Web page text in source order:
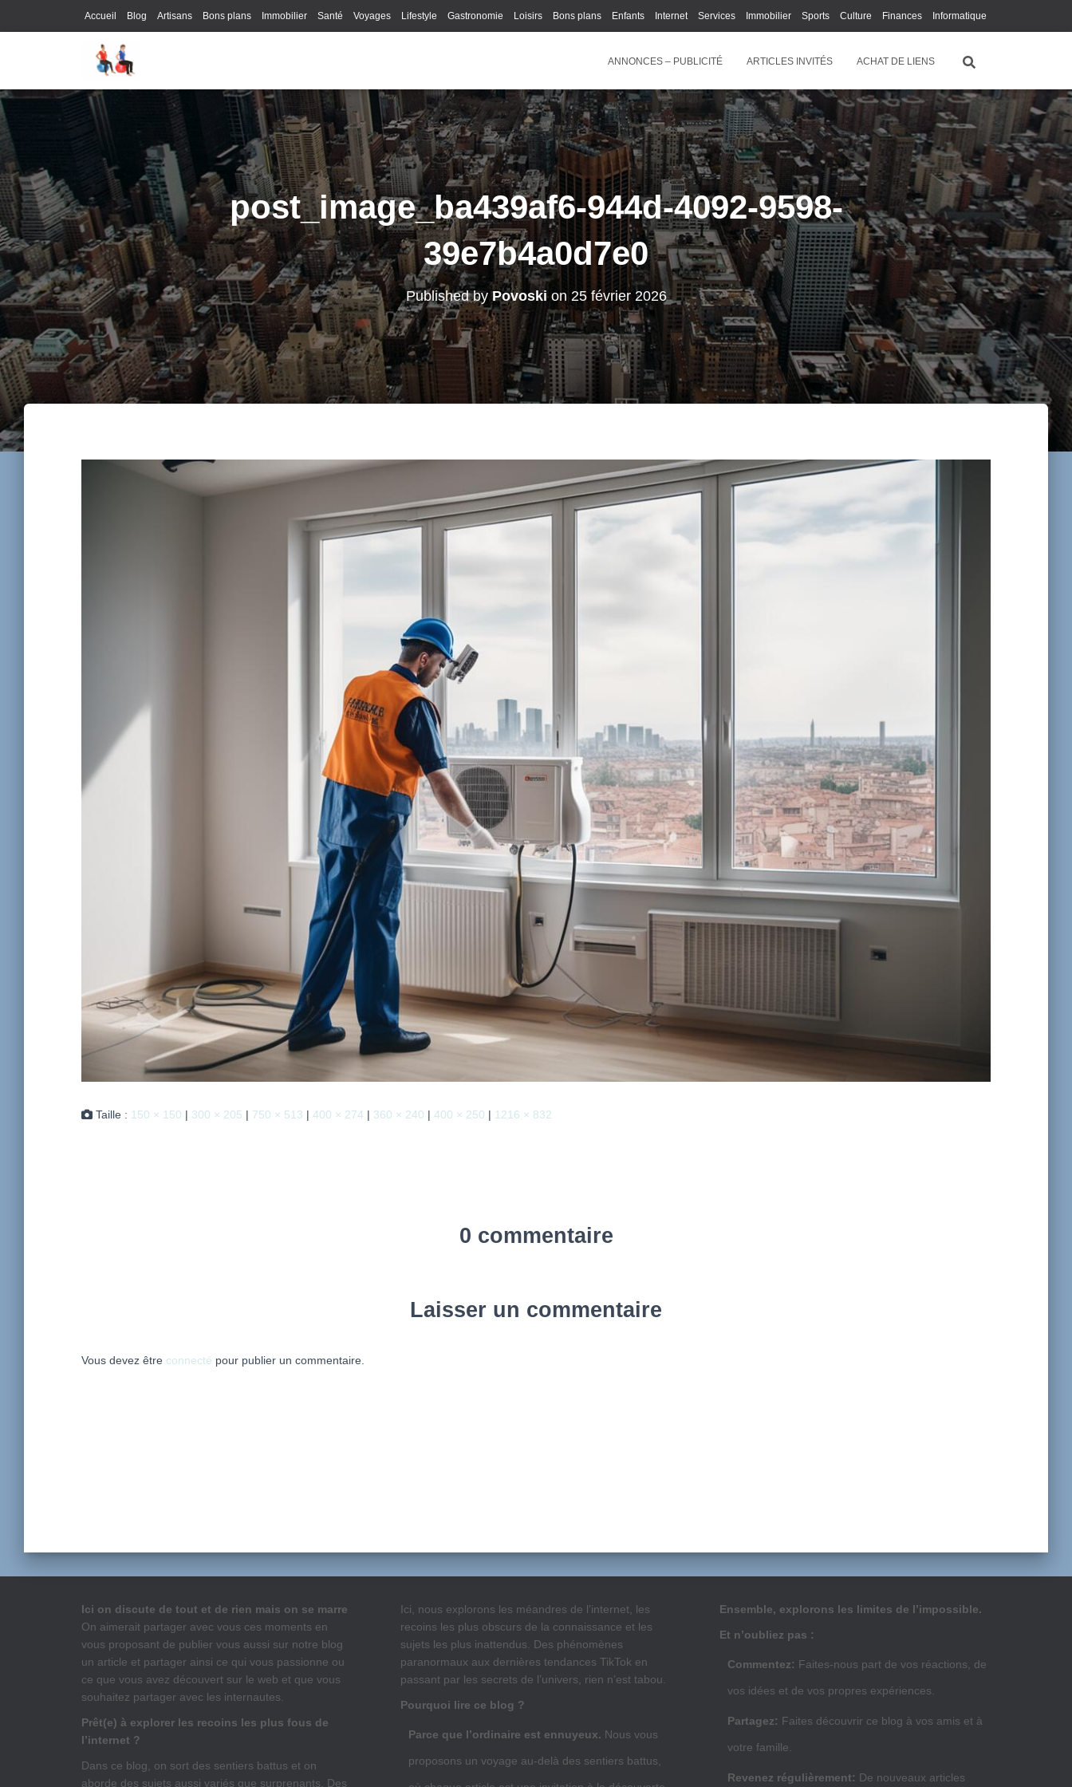
Accueil Blog Artisans Bons plans Immobilier Santé Voyages Lifestyle Gastronomie Loisirs Bons plans Enfants Internet Services Immobilier Sports Culture Finances Informatique
ANNONCES – PUBLICITÉ
ARTICLES INVITÉS ACHAT DE LIENS
post_image_ba439af6-944d-4092-9598-
39e7b4a0d7e0
Published byPovoskion 25 février 2026
Taille : 150 × 150 | 300 × 205 | 750 × 513 | 400 × 274 | 360 × 240 | 400 × 250 | 1216 × 832
0 commentaire
Laisser un commentaire
Vous devez être connecté pour publier un commentaire.
Ici on discute de tout et de rien mais on se marre
On aimerait partager avec vous ces moments en
vous proposant de publier vous aussi sur notre blog
un article et partager ainsi ce qui vous passionne ou
ce que vous avez découvert sur le web et que vous
souhaitez partager avec les internautes.
Prêt(e) à explorer les recoins les plus fous de
l’internet ?
Dans ce blog, on sort des sentiers battus et on
aborde des sujets aussi variés que surprenants. Des
Ici, nous explorons les méandres de l’internet, les
recoins les plus obscurs de la connaissance et les
sujets les plus inattendus. Des phénomènes
paranormaux aux dernières tendances TikTok en
passant par les secrets de l’univers, rien n’est tabou.
Pourquoi lire ce blog ?
Parce que l’ordinaire est ennuyeux. Nous vous
proposons un voyage au-delà des sentiers battus,
Ensemble, explorons les limites de l’impossible.
Et n’oubliez pas :
Commentez: Faites-nous part de vos réactions, de
vos idées et de vos propres expériences.
Partagez: Faites découvrir ce blog à vos amis et à
votre famille.
Revenez régulièrement: De nouveaux articles